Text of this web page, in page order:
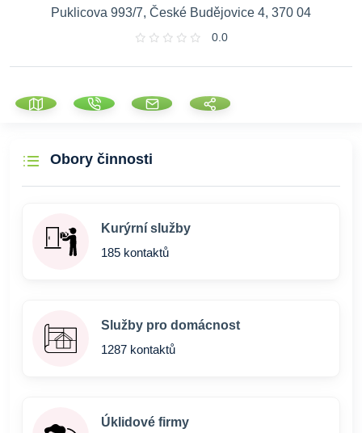
Puklicova 993/7, České Budějovice 4, 370 04
0.0
Obory činnosti
Kurýrní služby
185 kontaktů
Služby pro domácnost
1287 kontaktů
Úklidové firmy